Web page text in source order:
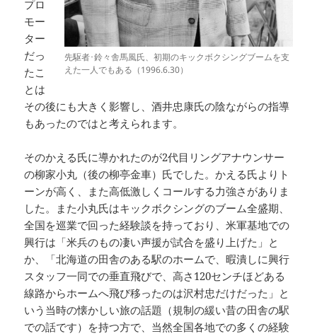
先駆者･鈴々舎馬風氏、初期のキックボクシングブームを支
えた一人でもある（1996.6.30）
プロ
モー
ター
だっ
たこ
とは
その後にも大きく影響し、酒井忠康氏の陰ながらの指導
もあったのではと考えられます。
そのかえる氏に導かれたのが2代目リングアナウンサー
の柳家小丸（後の柳亭金車）氏でした。かえる氏よりト
ーンが高く、また高低激しくコールする力強さがありま
した。また小丸氏はキックボクシングのブーム全盛期、
全国を巡業で回った経験談を持っており、米軍基地での
興行は「米兵のもの凄い声援が試合を盛り上げた」と
か、「北海道の田舎のある駅のホームで、暇潰しに興行
スタッフ一同での垂直飛びで、高さ120センチほどある
線路からホームへ飛び移ったのは沢村忠だけだった」と
いう当時の懐かしい旅の話題（規制の緩い昔の田舎の駅
での話です）を持つ方で、当然全国各地での多くの経験